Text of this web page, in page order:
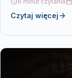
infrastruktury
Czytaj więcej